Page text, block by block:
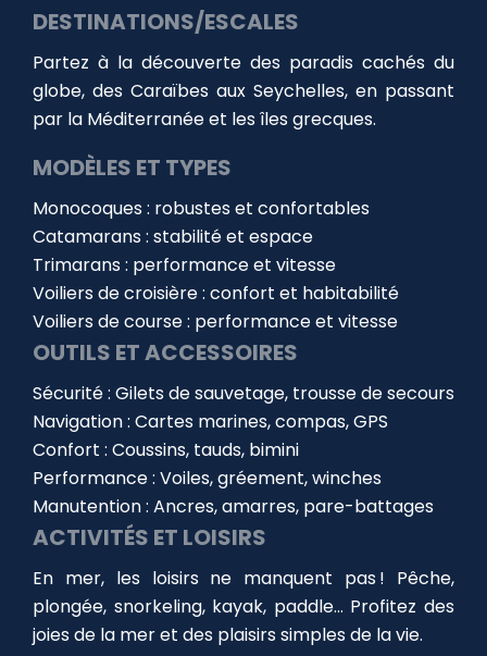
DESTINATIONS/ESCALES
Partez à la découverte des paradis cachés du
globe, des Caraïbes aux Seychelles, en passant
par la Méditerranée et les îles grecques.
MODÈLES ET TYPES
Monocoques : robustes et confortables
Catamarans : stabilité et espace
Trimarans : performance et vitesse
Voiliers de croisière : confort et habitabilité
Voiliers de course : performance et vitesse
OUTILS ET ACCESSOIRES
Sécurité : Gilets de sauvetage, trousse de secours
Navigation : Cartes marines, compas, GPS
Confort : Coussins, tauds, bimini
Performance : Voiles, gréement, winches
Manutention : Ancres, amarres, pare-battages
ACTIVITÉS ET LOISIRS
En mer, les loisirs ne manquent pas ! Pêche,
plongée, snorkeling, kayak, paddle… Profitez des
joies de la mer et des plaisirs simples de la vie.